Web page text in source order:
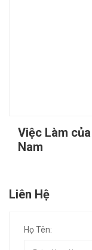
Việc Làm
Nam
Liên Hệ
Họ Tên: